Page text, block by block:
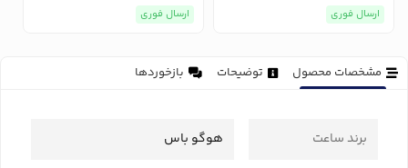
ارسال فوری ارسال فوری
مشخصات محصول توضیحات بازخوردها
برند ساعت هوگو باس